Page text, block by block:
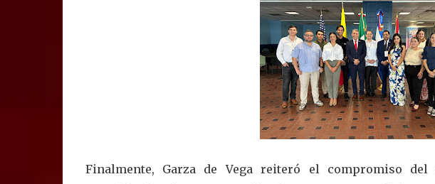
Finalmente, Garza de Vega reiteró el compromiso